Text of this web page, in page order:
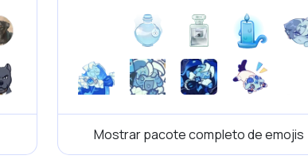
Mostrar pacote completo de emojis